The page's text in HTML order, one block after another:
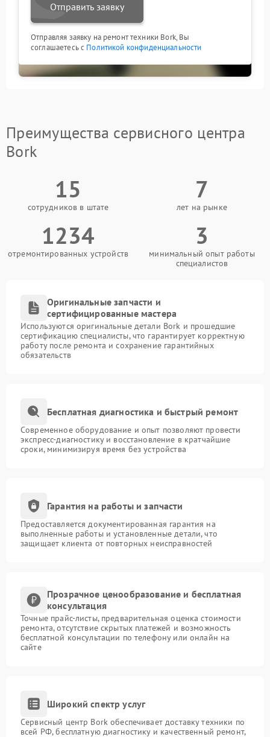
Отправить заявку
Отправляя заявку на ремонт техники Bork, Вы
соглашаетесь с Политикой конфиденциальности
Преимущества сервисного центра
Bork
15
сотрудников в штате
7
лет на рынке
1234
отремонтированных устройств
3
минимальный опыт работы
специалистов
Оригинальные запчасти и
сертифицированные мастера
Используются оригинальные детали Bork и прошедшие
сертификацию специалисты, что гарантирует корректную
работу после ремонта и сохранение гарантийных
обязательств
Бесплатная диагностика и быстрый ремонт
Современное оборудование и опыт позволяют провести
экспресс-диагностику и восстановление в кратчайшие
сроки, минимизируя время без устройства
Гарантия на работы и запчасти
Предоставляется документированная гарантия на
выполненные работы и установленные детали, что
защищает клиента от повторных неисправностей
Прозрачное ценообразование и бесплатная
консультация
Точные прайс-листы, предварительная оценка стоимости
ремонта, отсутствие скрытых платежей и возможность
бесплатной консультации по телефону или онлайн на
сайте
Широкий спектр услуг
Сервисный центр Bork обеспечивает доставку техники по
всей РФ, бесплатную диагностику и качественный ремонт,